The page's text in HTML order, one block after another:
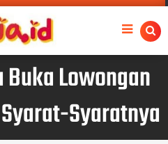
Lowongan
Syaratnya